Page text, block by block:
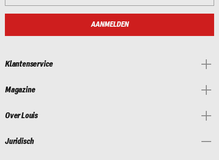
AANMELDEN
Klantenservice
Magazine
Over Louis
Juridisch